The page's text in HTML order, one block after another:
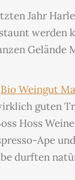
Jahr
werden
Bio Weingut
guten
Hoss
Ape
durften